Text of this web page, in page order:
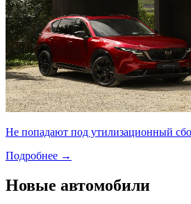
Не попадают под утилизационный
Подробнее →
Новые автомобили